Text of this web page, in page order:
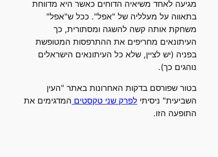
מגיעה לאחד משיאיה הדוחים כאשר היא מדווחת
בתאווה על מעלליה של "אפל". ככל ש"אפל"
משחקת אותה קשה להשגה ומסתורית, כך
העיתונאים מחריפים את ההתרפסות המטופשת
בפניה (יש לציין, שלא כל העיתונאים הישראלים
נוהגים כך).
בטור שפורסם בדקות האחרונות באתר "העין
השביעית" ניסיתי לפרק שני טקסטים המדגימים את
התופעה הזו.